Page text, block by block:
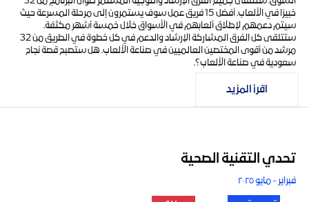
خبيرًا في الألعاب. أفضل 15 فريق عمل سوف يستمرون إلى مرحلة المسرعة حيث
سيتم دعمهم لإطلاق ألعابهم في الأسواق خلال خمسة أشهر مكثفة.
ستتلقى كل الفرق المشاركة الإرشاد والدعم في كل خطوة في الطريق من 32
مرشد من أقوى المختصين العالميين في صناعة الألعاب. هل ستصبح قصة نجاح
سعودية في صناعة الألعاب؟.
اقرأ المزيد
تحدي التقنية الصحية
فبراير - مايو ٢٠٢٥